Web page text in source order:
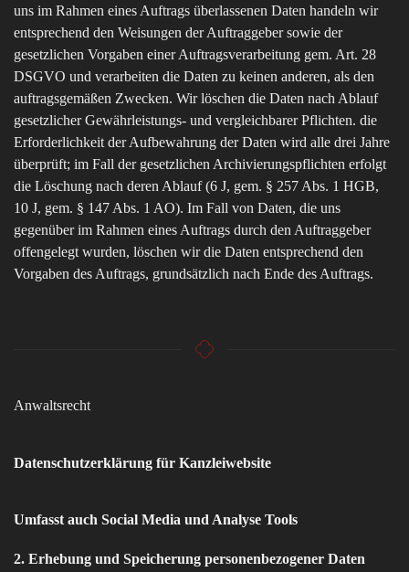
uns im Rahmen eines Auftrags überlassenen Daten handeln wir
entsprechend den Weisungen der Auftraggeber sowie der
gesetzlichen Vorgaben einer Auftragsverarbeitung gem. Art. 28
DSGVO und verarbeiten die Daten zu keinen anderen, als den
auftragsgemäßen Zwecken. Wir löschen die Daten nach Ablauf
gesetzlicher Gewährleistungs- und vergleichbarer Pflichten. die
Erforderlichkeit der Aufbewahrung der Daten wird alle drei Jahre
überprüft; im Fall der gesetzlichen Archivierungspflichten erfolgt
die Löschung nach deren Ablauf (6 J, gem. § 257 Abs. 1 HGB,
10 J, gem. § 147 Abs. 1 AO). Im Fall von Daten, die uns
gegenüber im Rahmen eines Auftrags durch den Auftraggeber
offengelegt wurden, löschen wir die Daten entsprechend den
Vorgaben des Auftrags, grundsätzlich nach Ende des Auftrags.
Anwaltsrecht
Datenschutzerklärung für Kanzleiwebsite
Umfasst auch Social Media und Analyse Tools
2. Erhebung und Speicherung personenbezogener Daten